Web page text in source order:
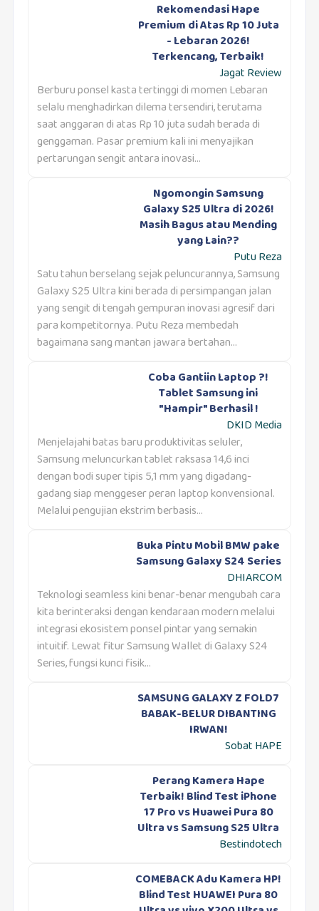
Rekomendasi Hape
Premium di Atas Rp 10 Juta
- Lebaran 2026!
Terkencang, Terbaik!
Jagat Review
Berburu ponsel kasta tertinggi di momen Lebaran
selalu menghadirkan dilema tersendiri, terutama
saat anggaran di atas Rp 10 juta sudah berada di
genggaman. Pasar premium kali ini menyajikan
pertarungan sengit antara inovasi...
Ngomongin Samsung
Galaxy S25 Ultra di 2026!
Masih Bagus atau Mending
yang Lain??
Putu Reza
Satu tahun berselang sejak peluncurannya, Samsung
Galaxy S25 Ultra kini berada di persimpangan jalan
yang sengit di tengah gempuran inovasi agresif dari
para kompetitornya. Putu Reza membedah
bagaimana sang mantan jawara bertahan...
Coba Gantiin Laptop ?!
Tablet Samsung ini
"Hampir" Berhasil !
DKID Media
Menjelajahi batas baru produktivitas seluler,
Samsung meluncurkan tablet raksasa 14,6 inci
dengan bodi super tipis 5,1 mm yang digadang-
gadang siap menggeser peran laptop konvensional.
Melalui pengujian ekstrim berbasis...
Buka Pintu Mobil BMW pake
Samsung Galaxy S24 Series
DHIARCOM
Teknologi seamless kini benar-benar mengubah cara
kita berinteraksi dengan kendaraan modern melalui
integrasi ekosistem ponsel pintar yang semakin
intuitif. Lewat fitur Samsung Wallet di Galaxy S24
Series, fungsi kunci fisik...
SAMSUNG GALAXY Z FOLD7
BABAK-BELUR DIBANTING
IRWAN!
Sobat HAPE
Perang Kamera Hape
Terbaik! Blind Test iPhone
17 Pro vs Huawei Pura 80
Ultra vs Samsung S25 Ultra
Bestindotech
COMEBACK Adu Kamera HP!
Blind Test HUAWEI Pura 80